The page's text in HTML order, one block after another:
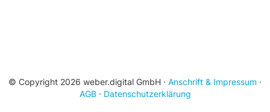
© Copyright 2026 weber.digital GmbH · Anschrift & Impressum ·
AGB· Datenschutzerklärung